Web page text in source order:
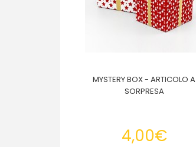
MYSTERY BOX - ARTICOLO A
SORPRESA
4,00€